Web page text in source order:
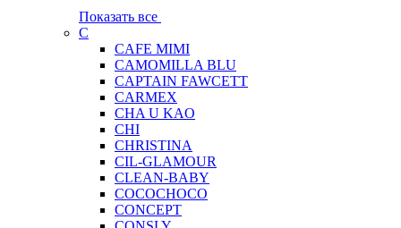
Показать все
C
CAFE MIMI
CAMOMILLA BLU
CAPTAIN FAWCETT
CARMEX
CHA U KAO
CHI
CHRISTINA
CIL-GLAMOUR
CLEAN-BABY
COCOCHOCO
CONCEPT